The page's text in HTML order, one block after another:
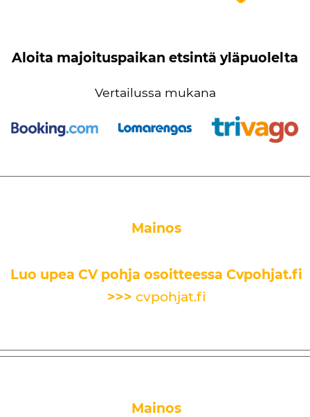
Aloita majoituspaikan etsintä yläpuolelta
Vertailussa mukana
Mainos
Luo upea CV pohja osoitteessa Cvpohjat.fi
>>> cvpohjat.fi
Mainos